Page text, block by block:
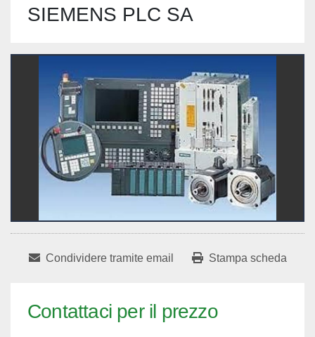
SIEMENS PLC SA
Condividere tramite email Stampa scheda
Contattaci per il prezzo